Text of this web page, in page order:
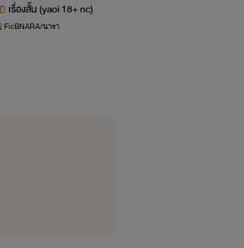
เรื่องสั้น (yaoi 18+ nc)
FicBNARA/นารา